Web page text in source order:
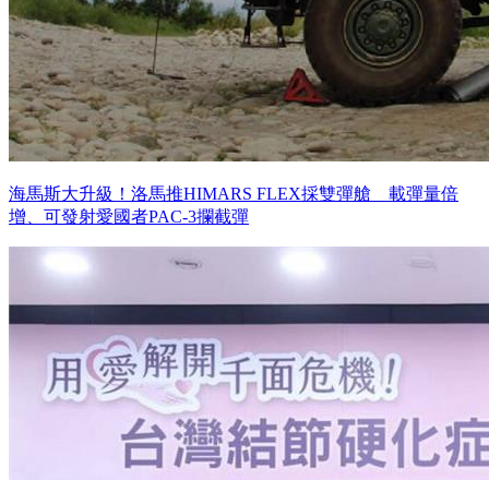
海馬斯大升級！洛馬推HIMARS FLEX採雙彈艙 載彈量倍
增、可發射愛國者PAC-3攔截彈